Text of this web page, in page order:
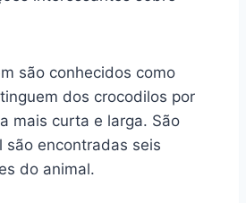
são conhecidos como
dos crocodilos por
mais curta e larga. São
são encontradas seis
do animal.